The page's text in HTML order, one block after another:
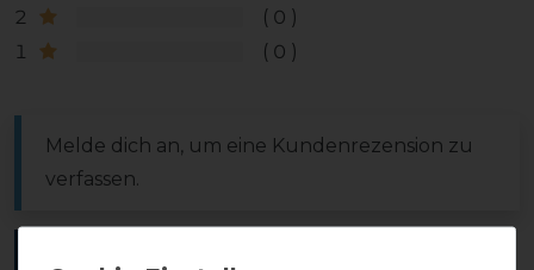
2
0
1
0
Melde dich an, um eine Kundenrezension zu
verfassen.